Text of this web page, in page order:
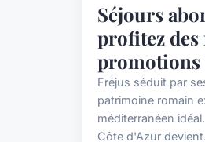
Séjours
profitez
promotions
Fréjus séduit par
patrimoine romain
méditerranéen
Côte d'Azur